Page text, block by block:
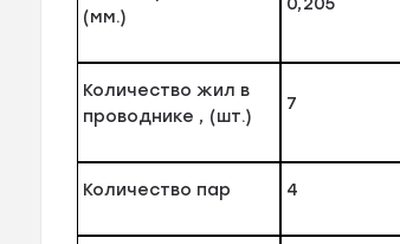
(мм.)
Количество жил в
проводнике , (шт.)
7
Количество пар 4